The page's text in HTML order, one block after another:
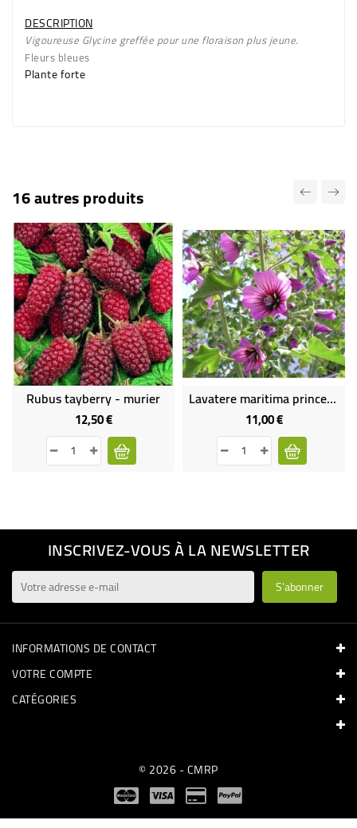
DESCRIPTION
Vigoureuse Glycine greffée pour une floraison plus jeune.
Fleurs bleues
Plante forte
16 autres produits
Rubus tayberry - murier
12,50 €Prix
Lavatere maritima princesse de ligne
11,00 €Prix
INSCRIVEZ-VOUS À LA NEWSLETTER
INFORMATIONS DE CONTACT
VOTRE COMPTE
CATÉGORIES
© 2026 - CMRP